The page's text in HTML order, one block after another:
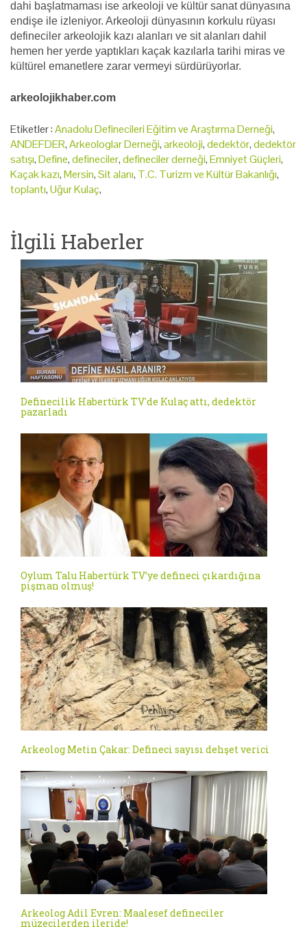
dahi başlatmaması ise arkeoloji ve kültür sanat dünyasına
endişe ile izleniyor. Arkeoloji dünyasının korkulu rüyası
defineciler arkeolojik kazı alanları ve sit alanları dahil
hemen her yerde yaptıkları kaçak kazılarla tarihi miras ve
kültürel emanetlere zarar vermeyi sürdürüyorlar.
arkeolojikhaber.com
Etiketler :Anadolu Definecileri Eğitim ve Araştırma Derneği,
ANDEFDER,Arkeologlar Derneği,arkeoloji,dedektör,dedektör
satışı,Define,defineciler,defineciler derneği,Emniyet Güçleri,
Kaçak kazı,Mersin,Sit alanı, T.C. Turizm ve Kültür Bakanlığı,
toplantı,Uğur Kulaç,
İlgili Haberler
Definecilik Habertürk TV'de Kulaç attı, dedektör
pazarladı
Oylum Talu Habertürk TV’ye defineci çıkardığına
pişman olmuş!
Arkeolog Metin Çakar: Defineci sayısı dehşet verici
Arkeolog Adil Evren: Maalesef defineciler
müzecilerden ileride!